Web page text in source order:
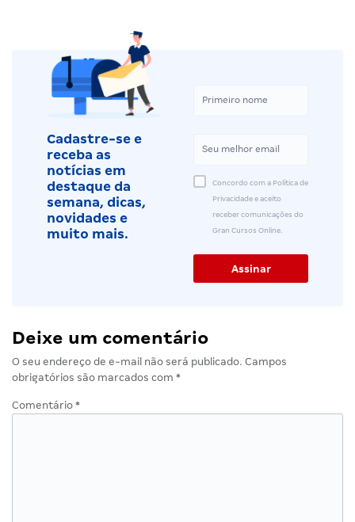
Cadastre-se e
receba as
notícias em
destaque da
semana, dicas,
novidades e
muito mais.
Concordo com a Política de
Privacidade e aceito
receber comunicações do
Gran Cursos Online.
Deixe um comentário
O seu endereço de e-mail não será publicado. Campos
obrigatórios são marcados com *
Comentário *